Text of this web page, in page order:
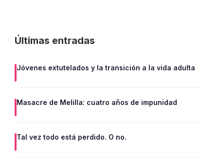
Últimas entradas
Jóvenes extutelados y la transición a la vida adulta
Masacre de Melilla: cuatro años de impunidad
Tal vez todo está perdido. O no.